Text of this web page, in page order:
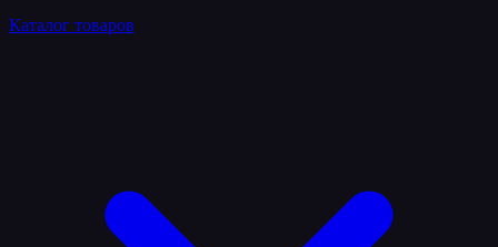
Каталог товаров